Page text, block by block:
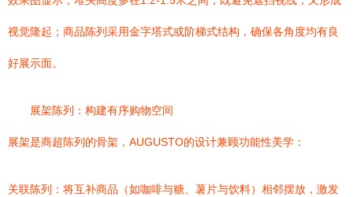
视觉隆起；商品陈列采用金字塔式或阶梯式结构，确保各角度均有良
好展示面。
展架陈列：构建有序购物空间
展架是商超陈列的骨架，AUGUSTO的设计兼顾功能性美学：
关联陈列：将互补商品（如咖啡与糖、薯片与饮料）相邻摆放，激发